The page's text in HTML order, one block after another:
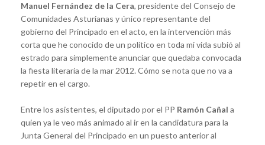
Manuel Fernández de la Cera, presidente del Consejo de
Comunidades Asturianas y único representante del
gobierno del Principado en el acto, en la intervención más
corta que he conocido de un político en toda mi vida subió al
estrado para simplemente anunciar que quedaba convocada
la fiesta literaria de la mar 2012. Cómo se nota que no va a
repetir en el cargo.
Entre los asistentes, el diputado por el PP Ramón Cañal a
quien ya le veo más animado al ir en la candidatura para la
Junta General del Principado en un puesto anterior al